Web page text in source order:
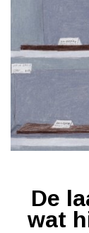
De
wat